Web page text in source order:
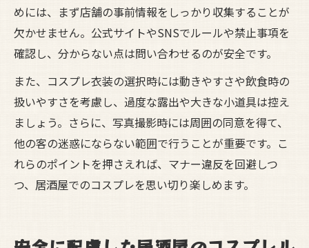
めには、まず店舗の事前情報をしっかり収集することが
欠かせません。公式サイトやSNSでルールや禁止事項を
確認し、分からない点は問い合わせるのが安全です。
また、コスプレ衣装の選択時には動きやすさや飲食時の
扱いやすさを考慮し、過度な露出や大きな小道具は控え
ましょう。さらに、写真撮影時には周囲の同意を得て、
他の客の迷惑にならない範囲で行うことが重要です。こ
れらのポイントを押さえれば、マナー違反を回避しつ
つ、居酒屋でのコスプレを思い切り楽しめます。